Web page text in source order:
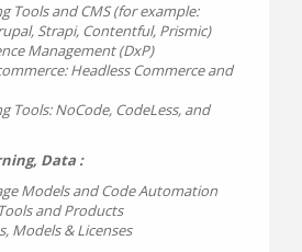
Tools and CMS (for example:
Strapi, Contentful, Prismic)
Management (DxP)
Headless Commerce and
Tools: NoCode, CodeLess, and
Data :
Models and Code Automation
and Products
Models & Licenses